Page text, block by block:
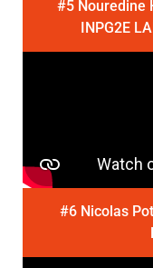
#5 Nouredine
INPG2E
#6 Nicolas